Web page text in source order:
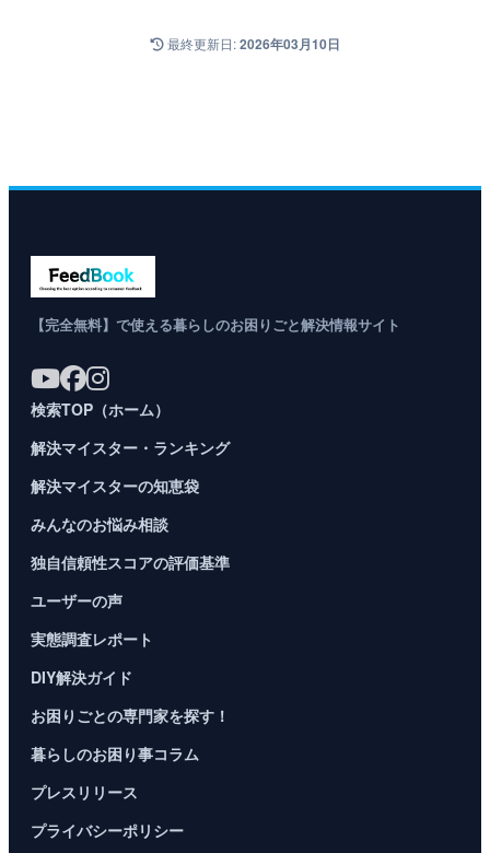
最終更新日:2026年03月10日
【完全無料】で使える暮らしのお困りごと解決情報サイト
検索TOP（ホーム）
解決マイスター・ランキング
解決マイスターの知恵袋
みんなのお悩み相談
独自信頼性スコアの評価基準
ユーザーの声
実態調査レポート
DIY解決ガイド
お困りごとの専門家を探す！
暮らしのお困り事コラム
プレスリリース
プライバシーポリシー